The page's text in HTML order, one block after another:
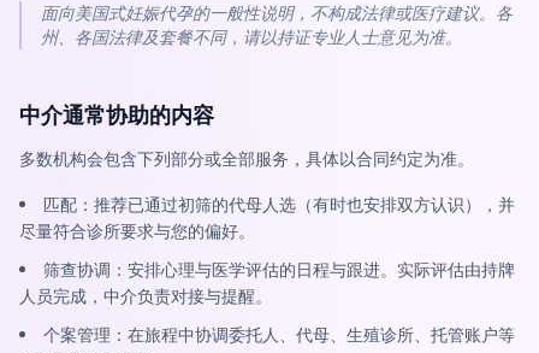
面向美国式妊娠代孕的一般性说明，不构成法律或医疗建议。各
州、各国法律及套餐不同，请以持证专业人士意见为准。
中介通常协助的内容
多数机构会包含下列部分或全部服务，具体以合同约定为准。
匹配：推荐已通过初筛的代母人选（有时也安排双方认识），并
尽量符合诊所要求与您的偏好。
筛查协调：安排心理与医学评估的日程与跟进。实际评估由持牌
人员完成，中介负责对接与提醒。
个案管理：在旅程中协调委托人、代母、生殖诊所、托管账户等